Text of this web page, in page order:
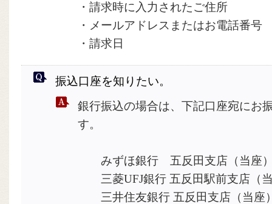
・請求時に入力されたご住所
・メールアドレスまたはお電話番号
・請求日
振込口座を知りたい。
銀行振込の場合は、下記口座宛にお
す。
みずほ銀行 五反田支店（当座
三菱UFJ銀行 五反田駅前支店（当
三井住友銀行 五反田支店（当座